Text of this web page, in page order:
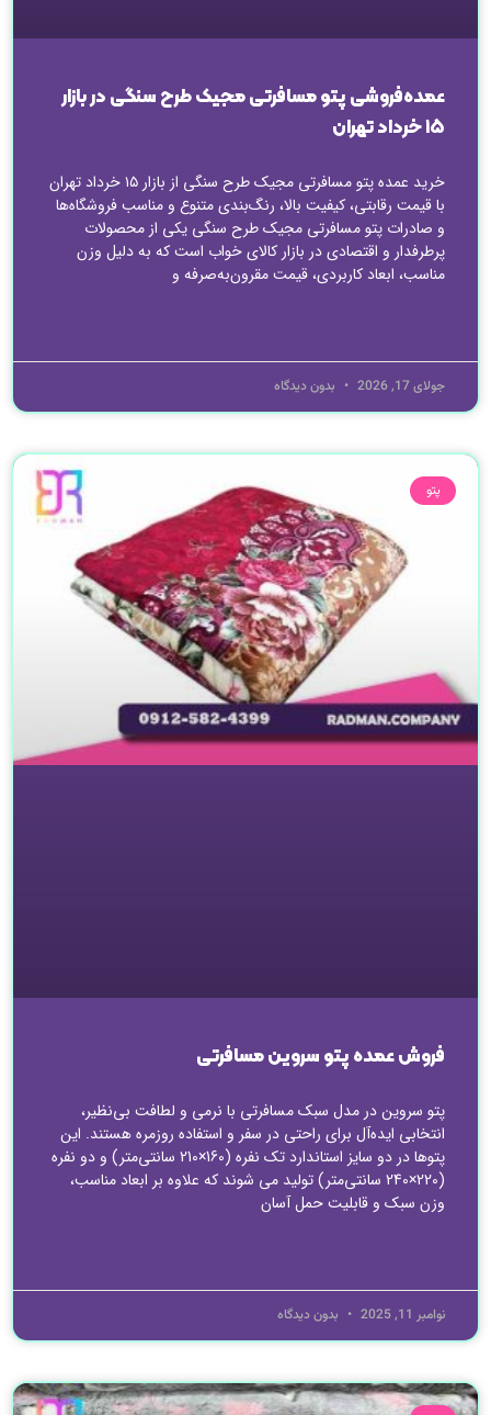
عمده‌فروشی پتو مسافرتی مجیک طرح سنگی در بازار
۱۵ خرداد تهران
خرید عمده پتو مسافرتی مجیک طرح سنگی از بازار ۱۵ خرداد تهران
با قیمت رقابتی، کیفیت بالا، رنگ‌بندی متنوع و مناسب فروشگاه‌ها
و صادرات پتو مسافرتی مجیک طرح سنگی یکی از محصولات
پرطرفدار و اقتصادی در بازار کالای خواب است که به دلیل وزن
مناسب، ابعاد کاربردی، قیمت مقرون‌به‌صرفه و
جولای 17, 2026 بدون دیدگاه
پتو
فروش عمده پتو سروین مسافرتی
پتو سروین در مدل سبک مسافرتی با نرمی و لطافت بی‌نظیر،
انتخابی ایده‌آل برای راحتی در سفر و استفاده روزمره هستند. این
پتوها در دو سایز استاندارد تک نفره (160×210 سانتی‌متر) و دو نفره
(220×240 سانتی‌متر) تولید می‌ شوند که علاوه بر ابعاد مناسب،
وزن سبک و قابلیت حمل آسان
نوامبر 11, 2025 بدون دیدگاه